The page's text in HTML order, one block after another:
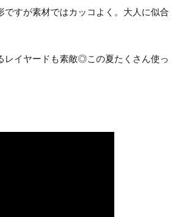
ですが素材ではカッコよく。大人に似合
レイヤードも素敵◎この夏たくさん使っ